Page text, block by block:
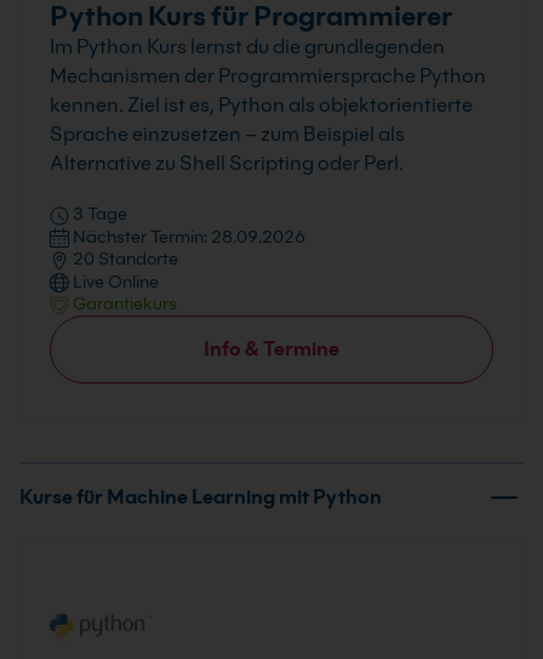
Python Kurs für Programmierer
Im Python Kurs lernst du die grundlegenden
Mechanismen der Programmiersprache Python
kennen. Ziel ist es, Python als objektorientierte
Sprache einzusetzen – zum Beispiel als
Alternative zu Shell Scripting oder Perl.
3 Tage
Nächster Termin: 28.09.2026
20 Standorte
Live Online
Garantiekurs
Info & Termine
Kurse für Machine Learning mit Python